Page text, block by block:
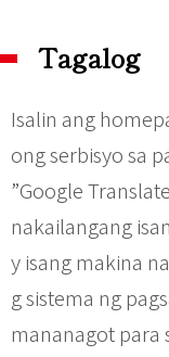
Tagalog
Isalin ang
ong serbisyo sa
”Google
nakailangang
y isang makina
g sistema ng
mananagot para